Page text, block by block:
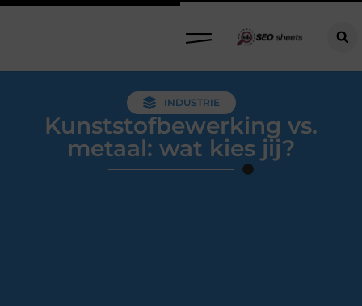
INDUSTRIE
Kunststofbewerking vs.
metaal: wat kies jij?